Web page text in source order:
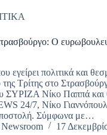
Ο
εγείρει πολιτικά και
Τρίτης στο
ΣΥΡΙΖΑ Νίκο Παππά και
24/7, Νίκο
Σύμφωνα με…
17